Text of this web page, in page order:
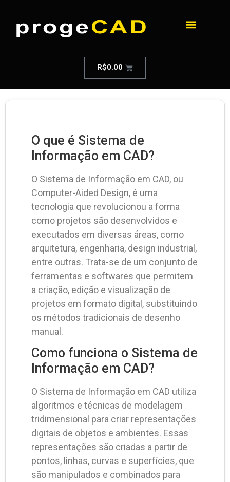
R$0.00
O que é Sistema de
Informação em CAD?
O Sistema de Informação em CAD, ou
Computer-Aided Design, é uma
tecnologia que revolucionou a forma
como projetos são desenvolvidos e
executados em diversas áreas, como
arquitetura, engenharia, design industrial,
entre outras. Trata-se de um conjunto de
ferramentas e softwares que permitem
a criação, edição e visualização de
projetos em formato digital, substituindo
os métodos tradicionais de desenho
manual.
Como funciona o Sistema de
Informação em CAD?
O Sistema de Informação em CAD utiliza
algoritmos e técnicas de modelagem
tridimensional para criar representações
digitais de objetos e ambientes. Essas
representações são criadas a partir de
pontos, linhas, curvas e superfícies, que
são manipulados e combinados para